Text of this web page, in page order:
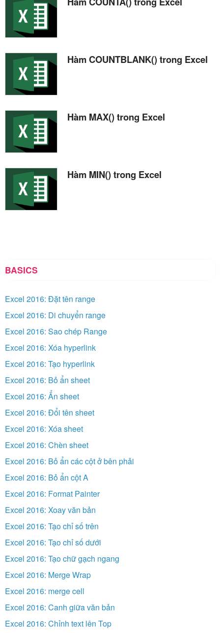
Hàm COUNTBLANK() trong Excel
Hàm MAX() trong Excel
Hàm MIN() trong Excel
BASICS
Excel 2016: Đặt tên range
Excel 2016: Di chuyển range
Excel 2016: Sao chép Range
Excel 2016: Xóa hyperlink
Excel 2016: Tạo hyperlink
Excel 2016: Bỏ ẩn sheet
Excel 2016: Ẩn sheet
Excel 2016: Đổi tên sheet
Excel 2016: Xóa sheet
Excel 2016: Chèn sheet
Excel 2016: Bỏ ẩn các cột ở bên phải
Excel 2016: Bỏ ẩn cột A
Excel 2016: Format Painter
Excel 2016: Xoay văn bản
Excel 2016: Tạo chỉ số trên
Excel 2016: Tạo chỉ số dưới
Excel 2016: Tạo chữ gạch ngang
Excel 2016: Merge Wrap
Excel 2016: merge cell
Excel 2016: Canh giữa văn bản
Excel 2016: Chỉnh text lên Top